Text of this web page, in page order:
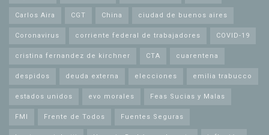
Carlos Aira CGT China ciudad de buenos aires
Coronavirus corriente federal de trabajadores COVID-19
cristina fernandez de kirchner CTA cuarentena
despidos deuda externa elecciones emilia trabucco
estados unidos evo morales Feas Sucias y Malas
FMI Frente de Todos Fuentes Seguras